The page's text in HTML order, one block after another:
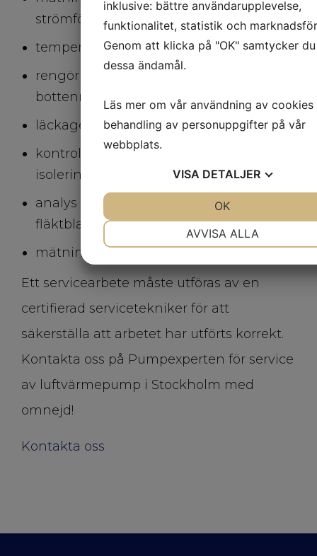
strömförbrukning
temperaturmätning
rengöring av värmeväxlare och
bottenråg
läckagetestning
kontroll av pumpens ventiler och
isolering
analys av fläktmotor och tillhörande
fläktblad
mätning av värmepumpens kylförmåga
Ett servicearbete måste utföras av en
certifierad servicetekniker för att
säkerställa att arbetet har utförts korrekt.
Kontakta oss på Pumpexperten för service
av luftvärmepump i Stockholm med
omnejd!
Kontakta oss
inklusive: bättre användarupplevelse,
funktionalitet, statistik och
Genom att klicka på "OK" samtycker
dessa ändamål.
Läs mer om vår användning av cookies
behandling av personuppgifter på vår
webbplats.
VISA DETALJER
MARKNADSFÖRING
AVVISA ALLA
OK